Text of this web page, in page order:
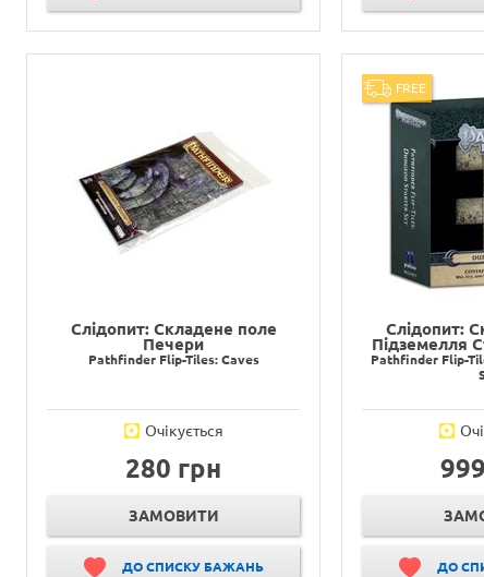
Слідопит: Складене поле
Печери
Pathfinder Flip-Tiles: Сaves
Очікується
280 грн
ЗАМОВИТИ
ДО СПИСКУ БАЖАНЬ
FREE
Слідопит:
Підземелля
Pathfinder Flip-
ДО